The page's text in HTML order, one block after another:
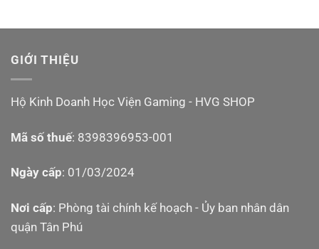
GIỚI THIỆU
Hộ Kinh Doanh Học Viện Gaming - HVG SHOP
Mã số thuế: 8398396953-001
Ngày cấp: 01/03/2024
Nơi cấp: Phòng tài chính kế hoạch - Ủy ban nhân dân
quận Tân Phú